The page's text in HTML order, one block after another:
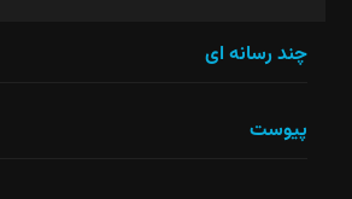
نباید
چند رسانه ای
پیوست